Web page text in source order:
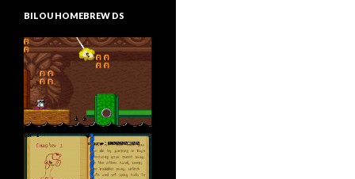
BILOU HOMEBREW DS